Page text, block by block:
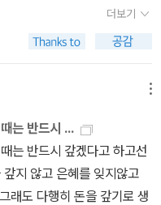
을 읽는 내내 작가를 생각하
다.자세한 내용은 읽어보길
이 다르다. 인간의 공포와
요조의 심리를 표현하는것이
럽기도 했다. 인간의 삶을
심층적인 묘사과 어디가
카타르시스 마저 느끼게
고 암울한 느낌이 들었다. 마
이 될수 밖에 없었던 불행
가 감정상태를 지옥불에서
었습니다.오늘은 그런 마음
해준 책 10권을 소개해보려
아니라 천천히 다시 걸어갈
할 용기를 건네는 책 10권-
하고 싶은 마음은 의지가 약
안 버텨온 사람일수록 더
요한 것은 '더 열심히 하라'는
주는 이야기인지도 모르
더보기
는 반드시 ...
는 반드시 갚겠다고 하고선
지 않고 은혜를 잊지않고
래도 다행히 돈을 갚기로 생